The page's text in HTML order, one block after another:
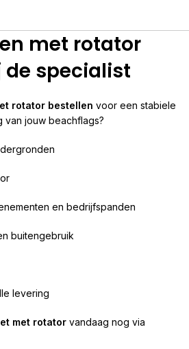
met rotator
specialist
rotator bestellen voor een stabiele
van jouw beachflags?
en bedrijfspanden
buitengebruik
levering
met rotator vandaag nog via